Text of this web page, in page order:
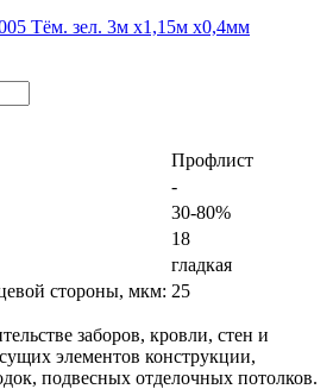
Тём. зел. 3м х1,15м х0,4мм
Профлист
-
30-80%
18
гладкая
стороны, мкм: 25
заборов, кровли, стен и
элементов конструкции,
подвесных отделочных потолков.